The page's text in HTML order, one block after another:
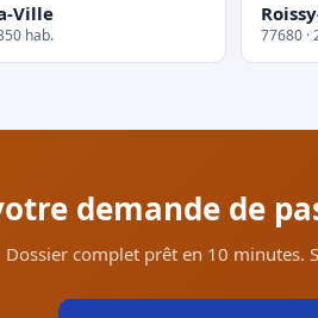
Ville
hab. 77680 ·
demande de
Dossier complet prêt en 10 minutes.